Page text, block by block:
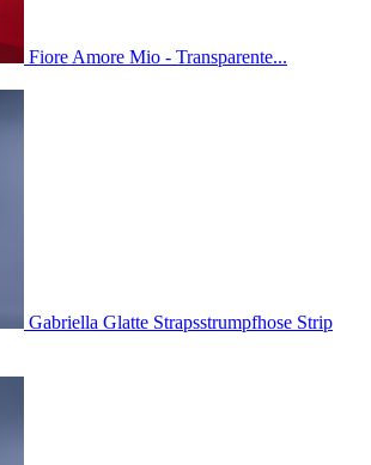
Fiore Amore Mio - Transparente...
Gabriella Glatte Strapsstrumpfhose Strip